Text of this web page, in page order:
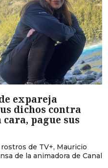
expareja
dichos contra
pague sus
de TV+, Mauricio
de la animadora de Canal